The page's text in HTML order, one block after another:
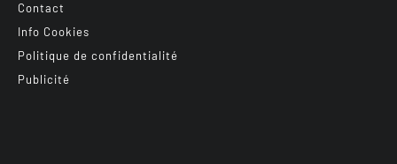
Contact
Info Cookies
Politique de confidentialité
Publicité